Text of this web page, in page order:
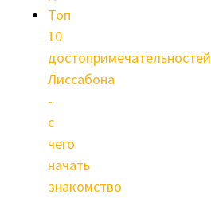
Топ
10
достопримечательностей
Лиссабона
-
с
чего
начать
знакомство